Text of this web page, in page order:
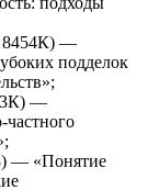
8454К) —
подделок
—
частного
— «Понятие